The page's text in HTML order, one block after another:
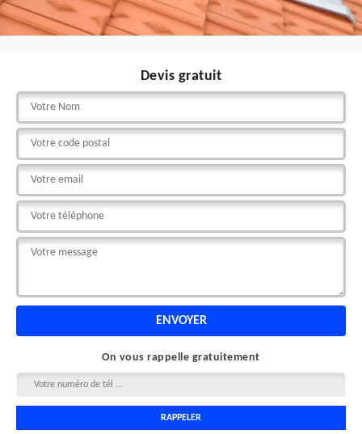
Devis gratuit
On vous rappelle gratuitement